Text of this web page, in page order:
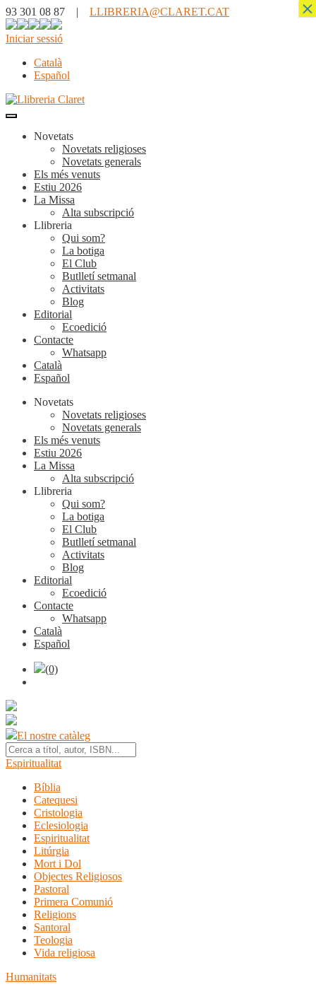
93 301 08 87 | LLIBRERIA@CLARET.CAT
Iniciar sessió
Català
Español
Novetats
Novetats religioses
Novetats generals
Els més venuts
Estiu 2026
La Missa
Alta subscripció
Llibreria
Qui som?
La botiga
El Club
Butlletí setmanal
Activitats
Blog
Editorial
Ecoedició
Contacte
Whatsapp
Català
Español
Novetats
Novetats religioses
Novetats generals
Els més venuts
Estiu 2026
La Missa
Alta subscripció
Llibreria
Qui som?
La botiga
El Club
Butlletí setmanal
Activitats
Blog
Editorial
Ecoedició
Contacte
Whatsapp
Català
Español
(0)
El nostre catàleg
Espiritualitat
Bíblia
Catequesi
Cristologia
Eclesiologia
Espiritualitat
Litúrgia
Mort i Dol
Objectes Religiosos
Pastoral
Primera Comunió
Religions
Santoral
Teologia
Vida religiosa
Humanitats
×